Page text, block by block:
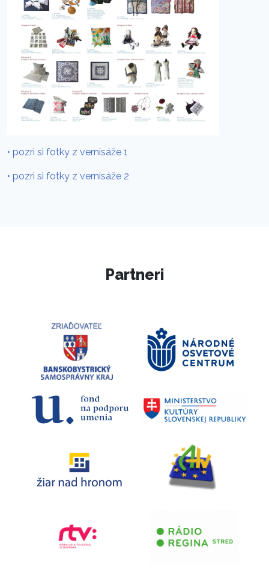
• pozri si fotky z vernisáže 1
• pozri si fotky z vernisáže 2
Partneri